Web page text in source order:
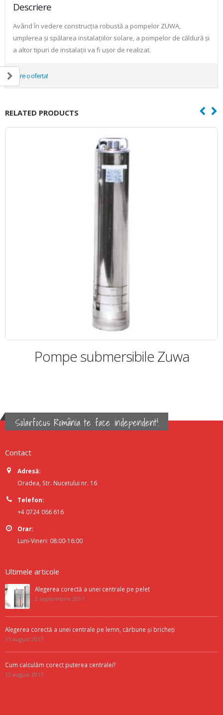
Descriere
Având în vedere construcţia robustă a pompelor ZUWA,
umplerea şi spălarea instalaţiilor solare, a pompelor de căldură şi
a altor tipuri de instalaţii va fi uşor de realizat.
Cere o oferta!
RELATED PRODUCTS
Pompă autoamorsantă de tip
Solarfocus România te face independent!
Contact
Adresă:
Oradea, Str. Nucetului nr. 16
Telefon:
+4 0724 066 616
Orar:
Luni-Vineri: 08:00-16:00
Ultimele articole
Alegerea corectă a unei centrale pe pelet
2 septembrie 2017
Alegerea corectă a unei centrale pe lemn, cărbune și bricheți
15 august 2017
Cum calculăm corect puterea centralei?
13 august 2017